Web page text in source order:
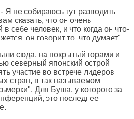
Я не собираюсь тут разводить
сказать, что он очень
себе человек, и что когда он что-
он говорит то, что думает".
сюда, на покрытый горами и
северный японский острой
участие во встрече лидеров
стран, в так называемом
Для Буша, у которого за
это последнее